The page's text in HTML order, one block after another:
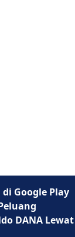
di Google Play
DANA Lewat